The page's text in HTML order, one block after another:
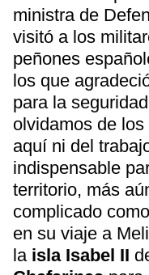
ministra de
visitó a los
peñones
los que
para la
olvidamos de
aquí ni del
indispensable
territorio, más
complicado
en su viaje a
la isla Isabel II